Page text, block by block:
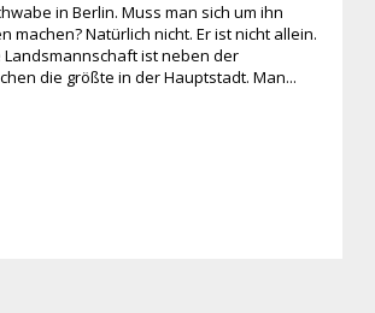
in Berlin. Muss man sich um ihn
machen? Natürlich nicht. Er ist nicht allein.
Landsmannschaft ist neben der
die größte in der Hauptstadt. Man...